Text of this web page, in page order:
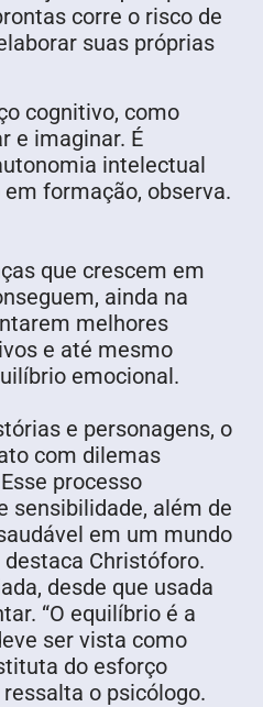
corre o risco de
suas próprias
cognitivo, como
e imaginar. É
intelectual
formação, observa.
que crescem em
ainda na
melhores
e até mesmo
emocional.
e personagens, o
com dilemas
processo
sensibilidade, além de
em um mundo
destaca Christóforo.
desde que usada
“O equilíbrio é a
ser vista como
do esforço
o psicólogo.